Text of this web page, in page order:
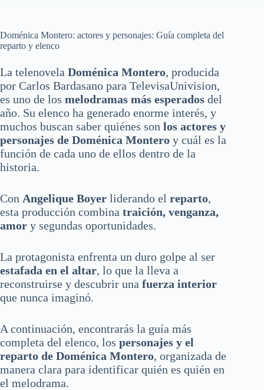
Doménica Montero: actores y personajes: Guía completa del
reparto y elenco
La telenovela Doménica Montero, producida
por Carlos Bardasano para TelevisaUnivision,
es uno de los melodramas más esperados del
año. Su elenco ha generado enorme interés, y
muchos buscan saber quiénes son los actores y
personajes de Doménica Montero y cuál es la
función de cada uno de ellos dentro de la
historia.
Con Angelique Boyer liderando el reparto,
esta producción combina traición, venganza,
amor y segundas oportunidades.
La protagonista enfrenta un duro golpe al ser
estafada en el altar, lo que la lleva a
reconstruirse y descubrir una fuerza interior
que nunca imaginó.
A continuación, encontrarás la guía más
completa del elenco, los personajes y el
reparto de Doménica Montero, organizada de
manera clara para identificar quién es quién en
el melodrama.